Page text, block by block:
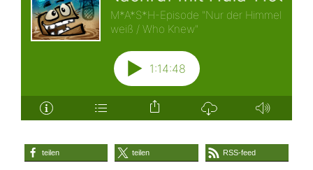
teilen teilen RSS-feed